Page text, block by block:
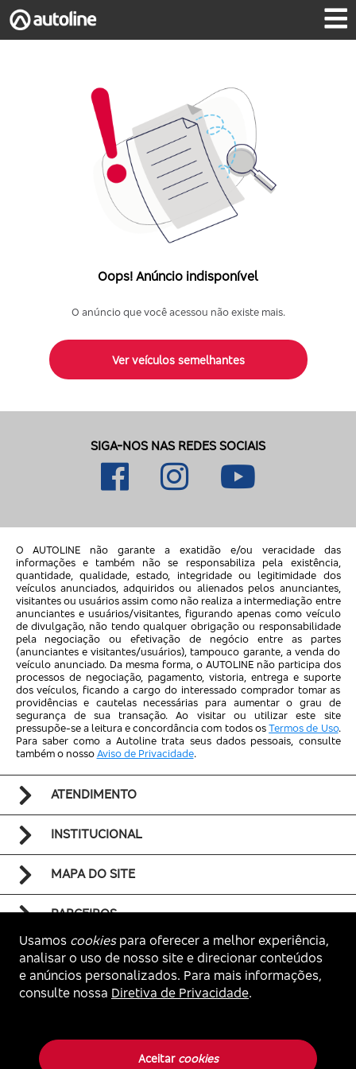
Oops! Anúncio indisponível
O anúncio que você acessou não existe mais.
Ver veículos semelhantes
SIGA-NOS NAS REDES SOCIAIS
O AUTOLINE não garante a exatidão e/ou veracidade das
informações e também não se responsabiliza pela existência,
quantidade, qualidade, estado, integridade ou legitimidade dos
veículos anunciados, adquiridos ou alienados pelos anunciantes,
visitantes ou usuários assim como não realiza a intermediação entre
anunciantes e usuários/visitantes, figurando apenas como veículo
de divulgação, não tendo qualquer obrigação ou responsabilidade
pela negociação ou efetivação de negócio entre as partes
(anunciantes e visitantes/usuários), tampouco garante, a venda do
veículo anunciado. Da mesma forma, o AUTOLINE não participa dos
processos de negociação, pagamento, vistoria, entrega e suporte
dos veículos, ficando a cargo do interessado comprador tomar as
providências e cautelas necessárias para aumentar o grau de
segurança de sua transação. Ao visitar ou utilizar este site
pressupõe-se a leitura e concordância com todos osTermos de Uso.
Para saber como a Autoline trata seus dados pessoais, consulte
também o nossoAviso de Privacidade.
ATENDIMENTO
INSTITUCIONAL
MAPA DO SITE
PARCEIROS
Voltar ao topo
Usamos cookiespara oferecer a melhor experiência,
analisar o uso de nosso site e direcionar conteúdos
e anúncios personalizados. Para mais informações,
consulte nossa Diretiva de Privacidade.
Aceitar cookies